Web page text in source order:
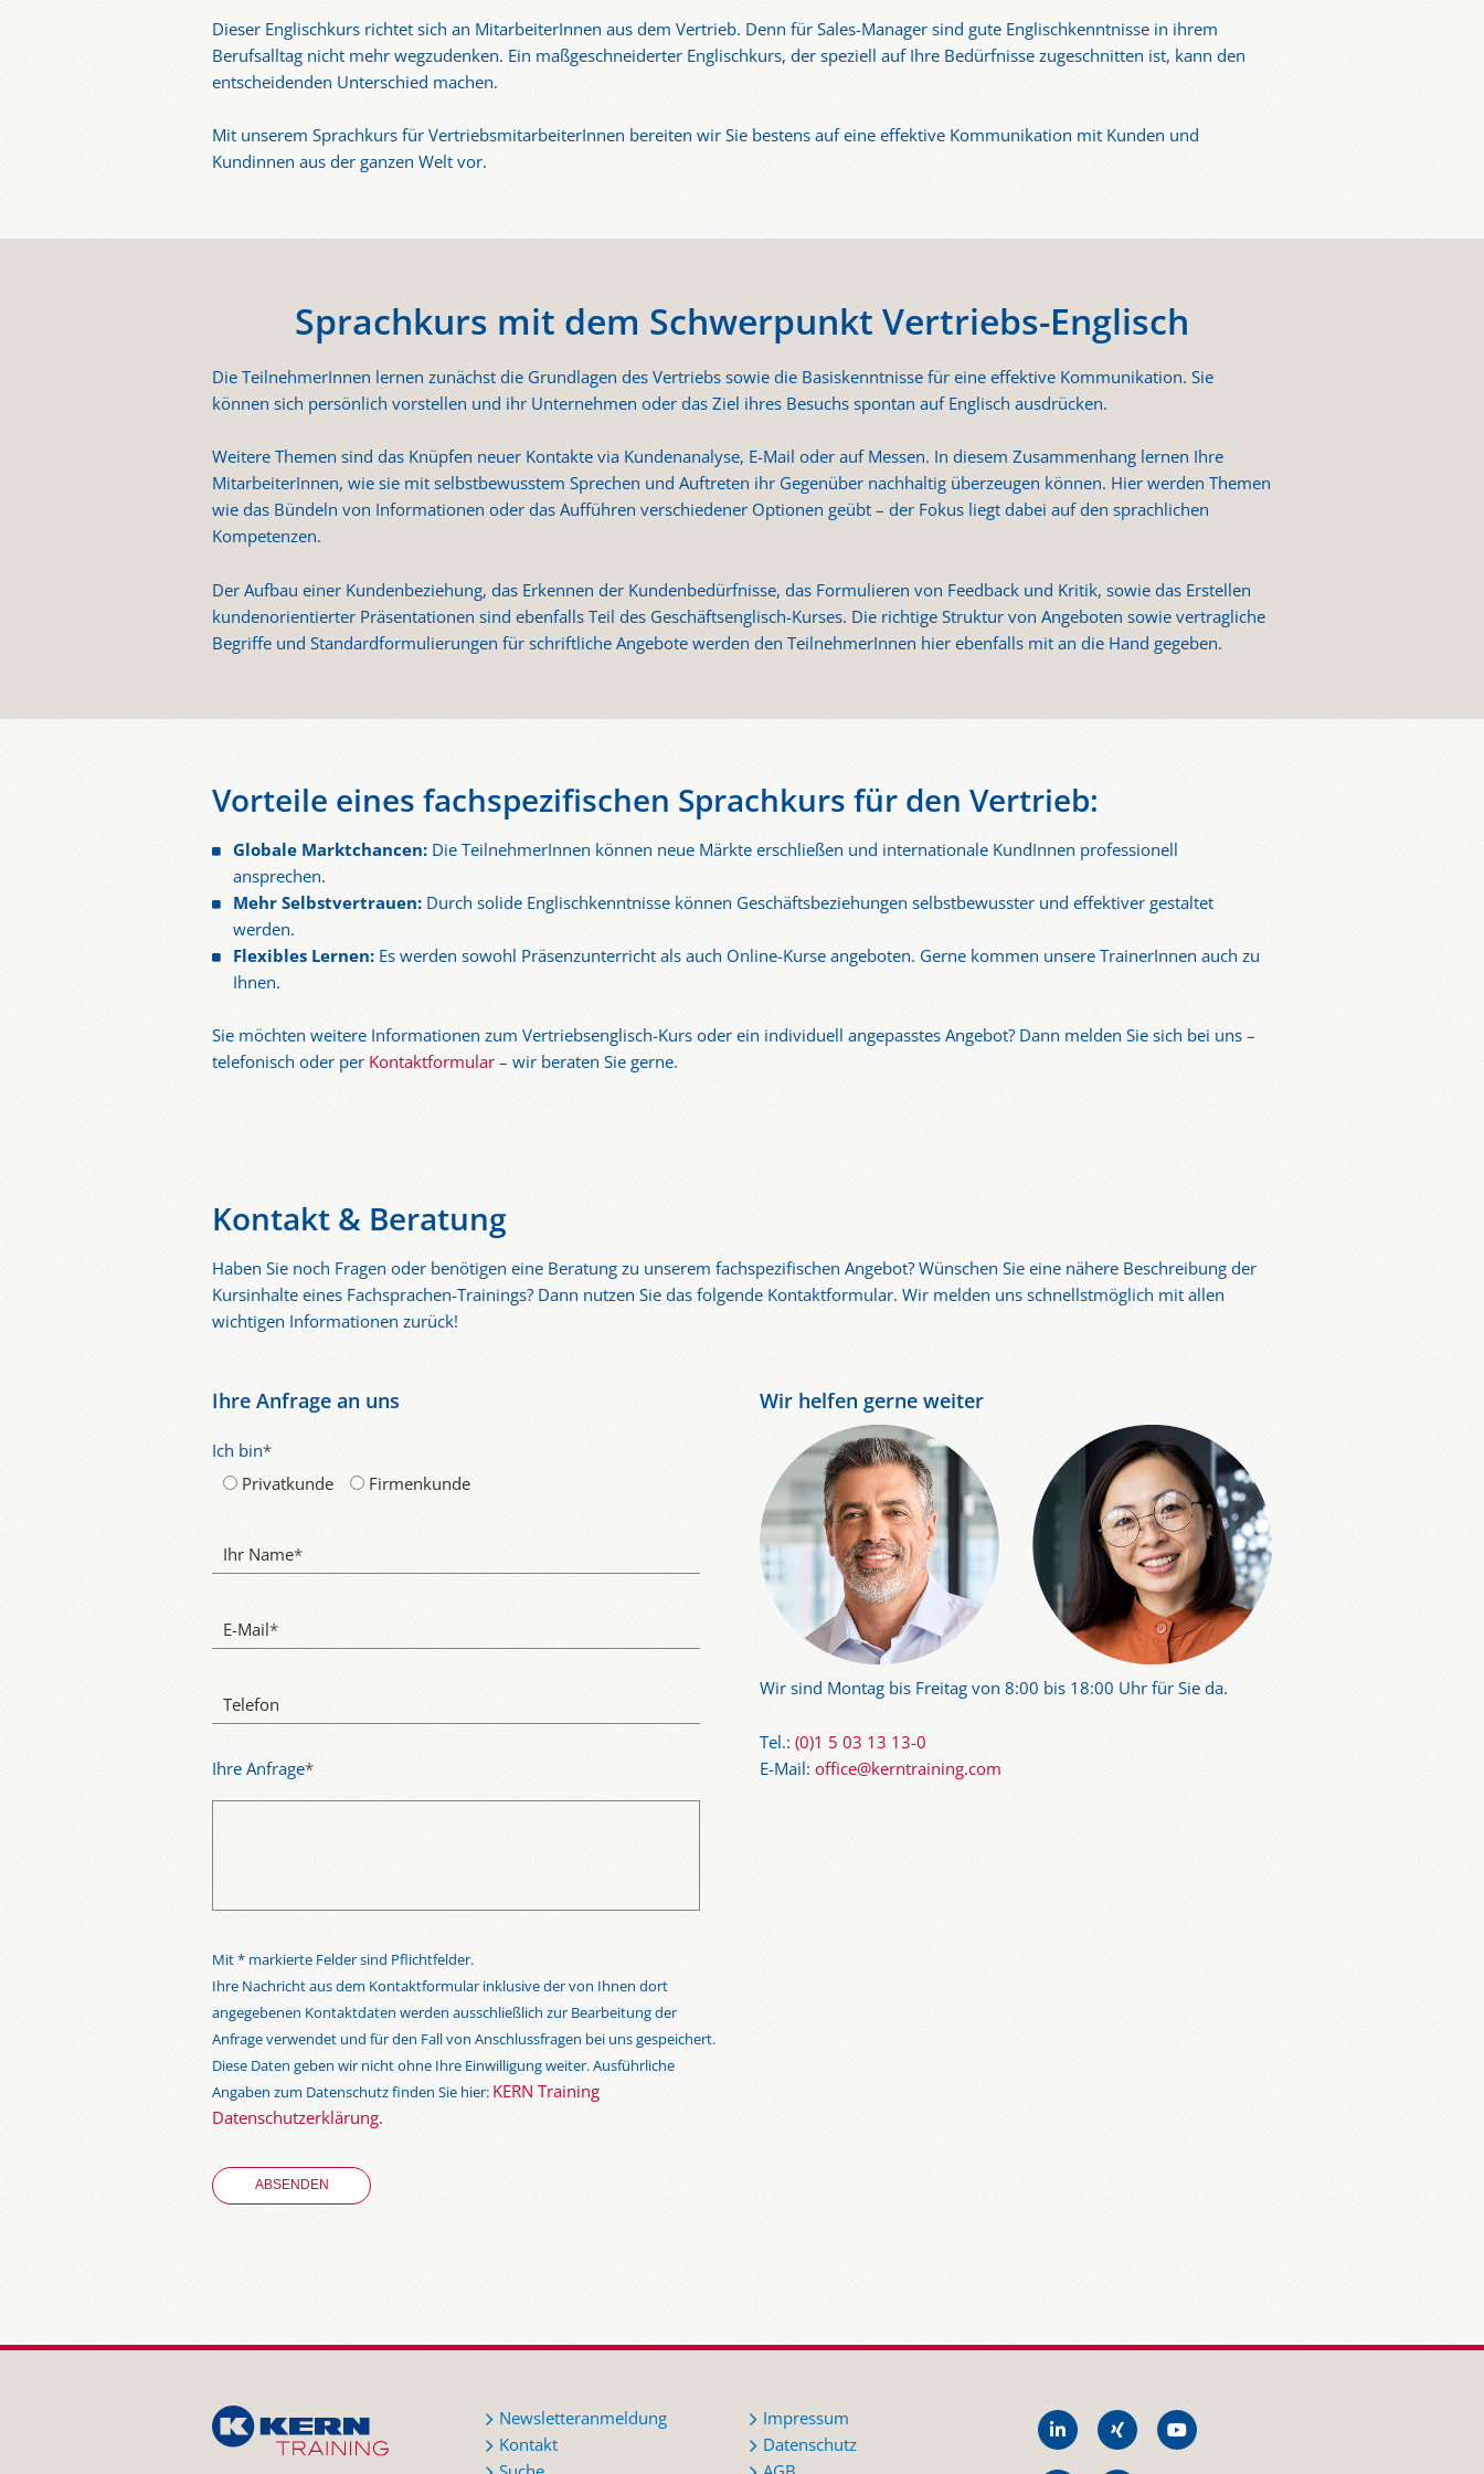
Dieser Englischkurs richtet sich an MitarbeiterInnen aus dem Vertrieb. Denn für Sales-Manager sind gute Englischkenntnisse in ihrem
Berufsalltag nicht mehr wegzudenken. Ein maßgeschneiderter Englischkurs, der speziell auf Ihre Bedürfnisse zugeschnitten ist, kann den
entscheidenden Unterschied machen.
Mit unserem Sprachkurs für VertriebsmitarbeiterInnen bereiten wir Sie bestens auf eine effektive Kommunikation mit Kunden und
Kundinnen aus der ganzen Welt vor.
Sprachkurs mit dem Schwerpunkt Vertriebs-Englisch
Die TeilnehmerInnen lernen zunächst die Grundlagen des Vertriebs sowie die Basiskenntnisse für eine effektive Kommunikation. Sie
können sich persönlich vorstellen und ihr Unternehmen oder das Ziel ihres Besuchs spontan auf Englisch ausdrücken.
Weitere Themen sind das Knüpfen neuer Kontakte via Kundenanalyse, E-Mail oder auf Messen. In diesem Zusammenhang lernen Ihre
MitarbeiterInnen, wie sie mit selbstbewusstem Sprechen und Auftreten ihr Gegenüber nachhaltig überzeugen können. Hier werden Themen
wie das Bündeln von Informationen oder das Aufführen verschiedener Optionen geübt – der Fokus liegt dabei auf den sprachlichen
Kompetenzen.
Der Aufbau einer Kundenbeziehung, das Erkennen der Kundenbedürfnisse, das Formulieren von Feedback und Kritik, sowie das Erstellen
kundenorientierter Präsentationen sind ebenfalls Teil des Geschäftsenglisch-Kurses. Die richtige Struktur von Angeboten sowie vertragliche
Begriffe und Standardformulierungen für schriftliche Angebote werden den TeilnehmerInnen hier ebenfalls mit an die Hand gegeben.
Vorteile eines fachspezifischen Sprachkurs für den Vertrieb:
Globale Marktchancen: Die TeilnehmerInnen können neue Märkte erschließen und internationale KundInnen professionell
ansprechen.
Mehr Selbstvertrauen: Durch solide Englischkenntnisse können Geschäftsbeziehungen selbstbewusster und effektiver gestaltet
werden.
Flexibles Lernen: Es werden sowohl Präsenzunterricht als auch Online-Kurse angeboten. Gerne kommen unsere TrainerInnen auch zu
Ihnen.
Sie möchten weitere Informationen zum Vertriebsenglisch-Kurs oder ein individuell angepasstes Angebot? Dann melden Sie sich bei uns –
telefonisch oder per Kontaktformular– wir beraten Sie gerne.
Kontakt & Beratung
Haben Sie noch Fragen oder benötigen eine Beratung zu unserem fachspezifischen Angebot? Wünschen Sie eine nähere Beschreibung der
Kursinhalte eines Fachsprachen-Trainings? Dann nutzen Sie das folgende Kontaktformular. Wir melden uns schnellstmöglich mit allen
wichtigen Informationen zurück!
Ihre Anfrage an uns
Ich bin*
Privatkunde
Firmenkunde
Ihr Name*
E-Mail*
Telefon
Ihre Anfrage*
Mit * markierte Felder sind Pflichtfelder.
Ihre Nachricht aus dem Kontaktformular inklusive der von Ihnen dort
angegebenen Kontaktdaten werden ausschließlich zur Bearbeitung der
Anfrage verwendet und für den Fall von Anschlussfragen bei uns gespeichert.
Diese Daten geben wir nicht ohne Ihre Einwilligung weiter. Ausführliche
Angaben zum Datenschutz finden Sie hier: KERN Training
Datenschutzerklärung.
Wir helfen gerne weiter
Wir sind Montag bis Freitag von 8:00 bis 18:00 Uhr für Sie da.
Tel.: (0)1 5 03 13 13-0
E-Mail: office@kerntraining.com
Newsletteranmeldung
Kontakt
Impressum
Datenschutz